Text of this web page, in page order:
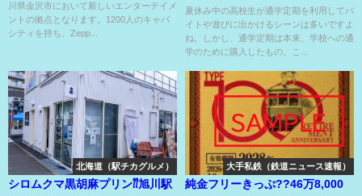
川県金沢市において新しいエンターテイメ
ントの拠点となります。1200人のキャパ
シティを持ち、Zepp...
信高校の通学定期は廃止??
夏休み中の高校生が通学定期を利用してバ
イトや遊びに出かけるシーンは多いですよ
ね。しかし、通学定期は本来、学校への通
学のために購入したもの。こ...
北海道（駅チカグルメ）
シロムクマ黒胡麻プリン⁇旭川駅
大手私鉄（鉄道ニュース速報）
純金フリーきっぷ??46万8,000